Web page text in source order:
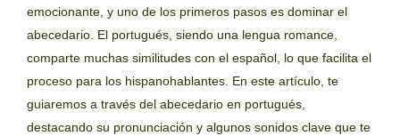
emocionante, y uno de los primeros pasos es dominar el
abecedario. El portugués, siendo una lengua romance,
comparte muchas similitudes con el español, lo que facilita el
proceso para los hispanohablantes. En este artículo, te
guiaremos a través del abecedario en portugués,
destacando su pronunciación y algunos sonidos clave que te